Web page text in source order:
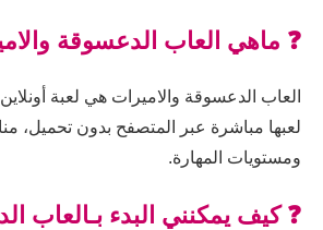
❓ ماهي العاب الدعسوقة
العاب الدعسوقة والاميرات هي لعبة
لعبها مباشرة عبر المتصفح بدون تحميل،
ومستويات المهارة.
❓ كيف يمكنني البدء بـالعاب